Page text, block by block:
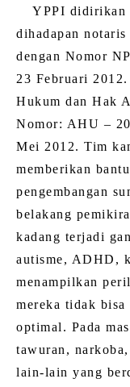
YPPI didirikan
dihadapan
dengan Nomor
23 Februari
Hukum dan Hak
Nomor: AHU –
Mei 2012. Tim
memberikan
pengembangan
belakang
kadang terjadi
autisme, ADHD,
menampilkan
mereka tidak bisa
optimal. Pada
tawuran,
lain-lain yang